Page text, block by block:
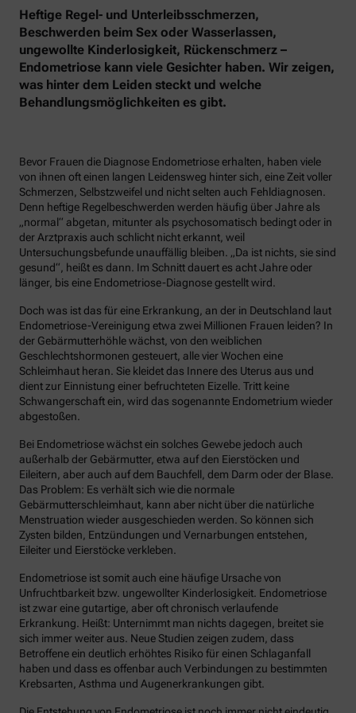
Heftige Regel- und Unterleibsschmerzen,
Beschwerden beim Sex oder Wasserlassen,
ungewollte Kinderlosigkeit, Rückenschmerz –
Endometriose kann viele Gesichter haben. Wir zeigen,
was hinter dem Leiden steckt und welche
Behandlungsmöglichkeiten es gibt.
Bevor Frauen die Diagnose Endometriose erhalten, haben viele
von ihnen oft einen langen Leidensweg hinter sich, eine Zeit voller
Schmerzen, Selbstzweifel und nicht selten auch Fehldiagnosen.
Denn heftige Regelbeschwerden werden häufig über Jahre als
„normal“ abgetan, mitunter als psychosomatisch bedingt oder in
der Arztpraxis auch schlicht nicht erkannt, weil
Untersuchungsbefunde unauffällig bleiben. „Da ist nichts, sie sind
gesund“, heißt es dann. Im Schnitt dauert es acht Jahre oder
länger, bis eine Endometriose-Diagnose gestellt wird.
Doch was ist das für eine Erkrankung, an der in Deutschland laut
Endometriose-Vereinigung etwa zwei Millionen Frauen leiden? In
der Gebärmutterhöhle wächst, von den weiblichen
Geschlechtshormonen gesteuert, alle vier Wochen eine
Schleimhaut heran. Sie kleidet das Innere des Uterus aus und
dient zur Einnistung einer befruchteten Eizelle. Tritt keine
Schwangerschaft ein, wird das sogenannte Endometrium wieder
abgestoßen.
Bei Endometriose wächst ein solches Gewebe jedoch auch
außerhalb der Gebärmutter, etwa auf den Eierstöcken und
Eileitern, aber auch auf dem Bauchfell, dem Darm oder der Blase.
Das Problem: Es verhält sich wie die normale
Gebärmutterschleimhaut, kann aber nicht über die natürliche
Menstruation wieder ausgeschieden werden. So können sich
Zysten bilden, Entzündungen und Vernarbungen entstehen,
Eileiter und Eierstöcke verkleben.
Endometriose ist somit auch eine häufige Ursache von
Unfruchtbarkeit bzw. ungewollter Kinderlosigkeit. Endometriose
ist zwar eine gutartige, aber oft chronisch verlaufende
Erkrankung. Heißt: Unternimmt man nichts dagegen, breitet sie
sich immer weiter aus. Neue Studien zeigen zudem, dass
Betroffene ein deutlich erhöhtes Risiko für einen Schlaganfall
haben und dass es offenbar auch Verbindungen zu bestimmten
Krebsarten, Asthma und Augenerkrankungen gibt.